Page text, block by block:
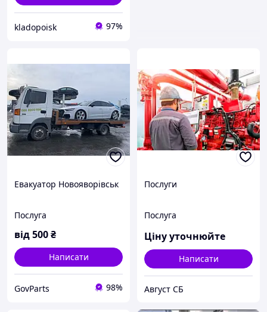
kladopoisk 97%
Евакуатор Новояворівськ
Послуга
від500₴
Написати
GovParts 98%
Послуги
Послуга
Ціну уточнюйте
Написати
Август СБ